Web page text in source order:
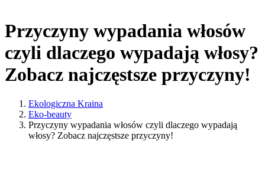
Przyczyny wypadania włosów
czyli dlaczego wypadają włosy?
Zobacz najczęstsze przyczyny!
Ekologiczna Kraina
Eko-beauty
Przyczyny wypadania włosów czyli dlaczego wypadają
włosy? Zobacz najczęstsze przyczyny!